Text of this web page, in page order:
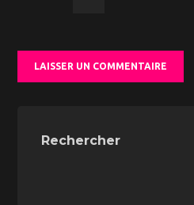
Rechercher